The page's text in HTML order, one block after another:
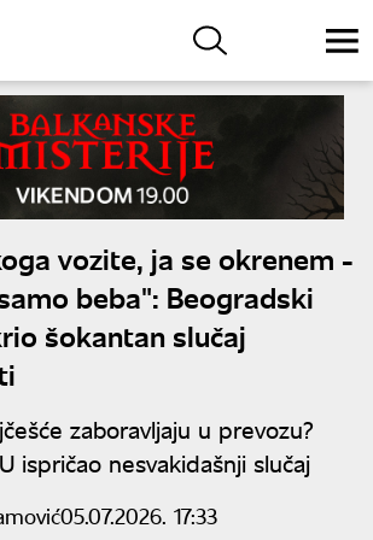
vozite, ja se okrenem -
beba": Beogradski
šokantan slučaj
zaboravljaju u prevozu?
ispričao nesvakidašnji slučaj
05.07.2026. 17:33